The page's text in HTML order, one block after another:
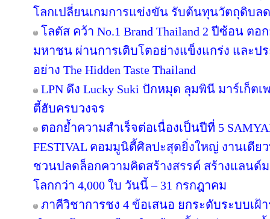
โลกเปลี่ยนเกมการแข่งขัน รับต้นทุนวัตถุดิบล
โลตัส คว้า No.1 Brand Thailand 2 ปีซ้อน ต
มหาชน ผ่านการเติบโตอย่างแข็งแกร่ง และ
อย่าง The Hidden Taste Thailand
LPN ดึง Lucky Suki ปักหมุด ลุมพินี มาร์เก็ต
ตี้ฮับครบวงจร
ตอกย้ำความสำเร็จต่อเนื่องเป็นปีที่ 5
FESTIVAL คอมมูนิตี้ศิลปะสุดยิ่งใหญ่ งานเดี
ชวนปลดล็อกความคิดสร้างสรรค์ สร้างแลนด์
โลกกว่า 4,000 ใบ วันนี้ – 31 กรกฎาคม
ภาคีวิชาการชง 4 ข้อเสนอ ยกระดับระบบเฝ้